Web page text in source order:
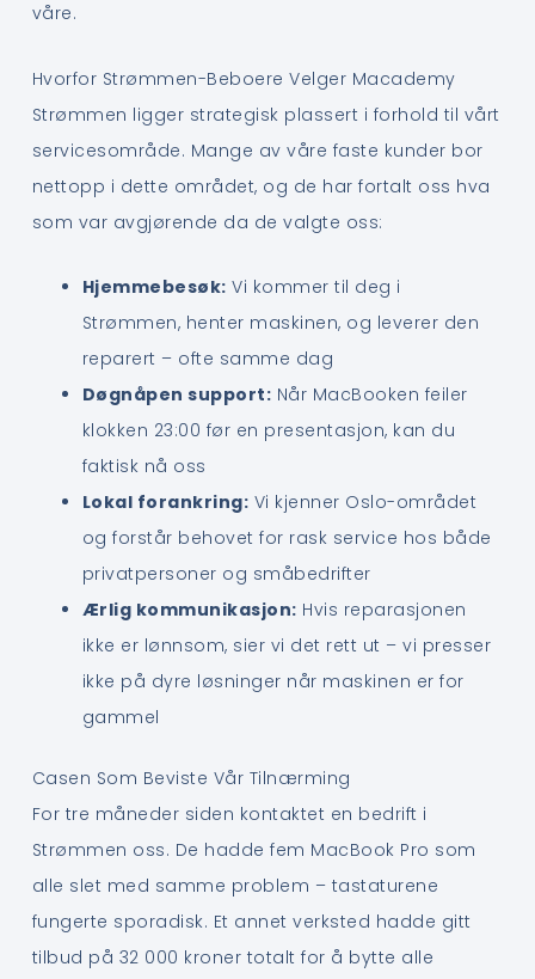
våre.
Hvorfor Strømmen-Beboere Velger Macademy
Strømmen ligger strategisk plassert i forhold til vårt
servicesområde. Mange av våre faste kunder bor
nettopp i dette området, og de har fortalt oss hva
som var avgjørende da de valgte oss:
Hjemmebesøk: Vi kommer til deg i
Strømmen, henter maskinen, og leverer den
reparert – ofte samme dag
Døgnåpen support: Når MacBooken feiler
klokken 23:00 før en presentasjon, kan du
faktisk nå oss
Lokal forankring: Vi kjenner Oslo-området
og forstår behovet for rask service hos både
privatpersoner og småbedrifter
Ærlig kommunikasjon: Hvis reparasjonen
ikke er lønnsom, sier vi det rett ut – vi presser
ikke på dyre løsninger når maskinen er for
gammel
Casen Som Beviste Vår Tilnærming
For tre måneder siden kontaktet en bedrift i
Strømmen oss. De hadde fem MacBook Pro som
alle slet med samme problem – tastaturene
fungerte sporadisk. Et annet verksted hadde gitt
tilbud på 32 000 kroner totalt for å bytte alle